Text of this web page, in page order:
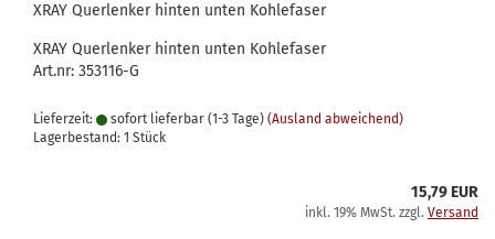
XRAY Querlenker hinten unten Kohlefaser
XRAY Querlenker hinten unten Kohlefaser
Art.nr: 353116-G
Lieferzeit: sofort lieferbar (1-3 Tage) (Ausland abweichend)
Lagerbestand: 1 Stück
15,79 EUR
inkl. 19% MwSt. zzgl. Versand